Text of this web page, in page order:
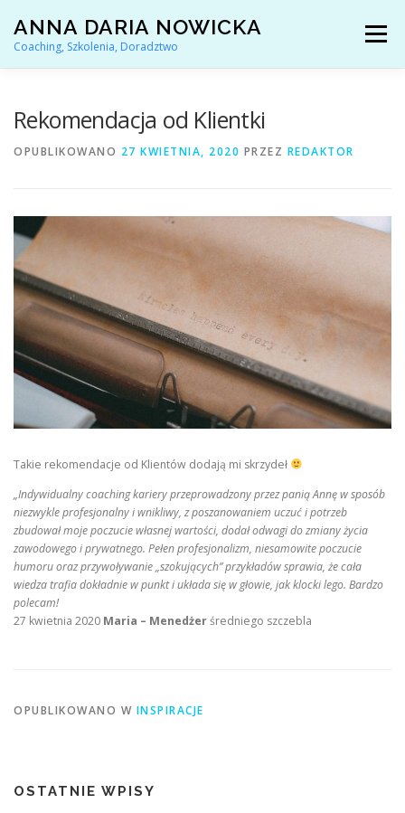
treści
ANNA DARIA NOWICKA
Coaching, Szkolenia, Doradztwo
Menu
ARTYKUŁY I YOUTUBE
KONTAKT
Rekomendacja od Klientki
OPUBLIKOWANO 27 KWIETNIA, 2020 PRZEZ REDAKTOR
Takie rekomendacje od Klientów dodają mi skrzydeł
„Indywidualny coaching kariery przeprowadzony przez panią Annę w sposób
niezwykle profesjonalny i wnikliwy, z poszanowaniem uczuć i potrzeb
zbudował moje poczucie własnej wartości, dodał odwagi do zmiany życia
zawodowego i prywatnego. Pełen profesjonalizm, niesamowite poczucie
humoru oraz przywoływanie „szokujących” przykładów sprawia, że cała
wiedza trafia dokładnie w punkt i układa się w głowie, jak klocki lego. Bardzo
polecam!
27 kwietnia 2020 Maria – Menedżerśredniego szczebla
OPUBLIKOWANO W INSPIRACJE
OSTATNIE WPISY